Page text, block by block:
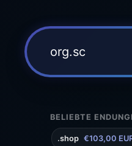
BELIEBTE
.shop €103,00